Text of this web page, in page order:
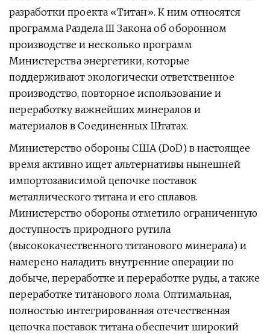
разработки проекта «Титан». К ним относятся
программа Раздела III Закона об оборонном
производстве и несколько программ
Министерства энергетики, которые
поддерживают экологически ответственное
производство, повторное использование и
переработку важнейших минералов и
материалов в Соединенных Штатах.
Министерство обороны США (DoD) в настоящее
время активно ищет альтернативы нынешней
импортозависимой цепочке поставок
металлического титана и его сплавов.
Министерство обороны отметило ограниченную
доступность природного рутила
(высококачественного титанового минерала) и
намерено наладить внутренние операции по
добыче, переработке и переработке руды, а также
переработке титанового лома. Оптимальная,
полностью интегрированная отечественная
цепочка поставок титана обеспечит широкий